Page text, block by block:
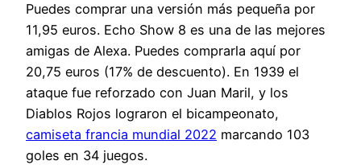
Puedes comprar una versión más pequeña por
11,95 euros. Echo Show 8 es una de las mejores
amigas de Alexa. Puedes comprarla aquí por
20,75 euros (17% de descuento). En 1939 el
ataque fue reforzado con Juan Maril, y los
Diablos Rojos lograron el bicampeonato,
camiseta francia mundial 2022 marcando 103
goles en 34 juegos.